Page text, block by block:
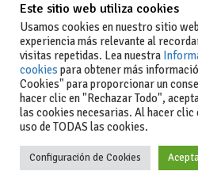
Este sitio web utiliza cookies
Usamos cookies en nuestro sitio
experiencia más relevante al
visitas repetidas. Lea nuestra
cookies para obtener más
Cookies" para proporcionar un
hacer clic en "Rechazar Todo",
las cookies necesarias. Al hacer clic
uso de TODAS las cookies.
Configuración de Cookies